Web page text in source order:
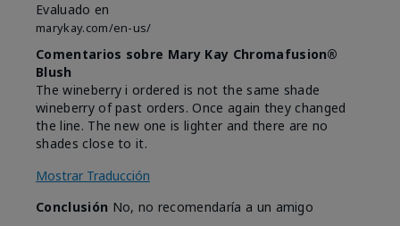
Evaluado en
marykay.com/en-us/
Comentarios sobre Mary Kay Chromafusion®
Blush
The wineberry i ordered is not the same shade
wineberry of past orders. Once again they changed
the line. The new one is lighter and there are no
shades close to it.
Mostrar Traducción
Conclusión No, no recomendaría a un amigo